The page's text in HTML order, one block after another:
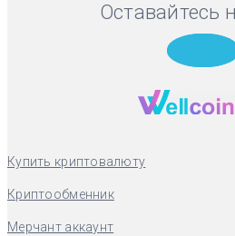
Оставайтесь
Купить криптовалюту
Криптообменник
Мерчант аккаунт